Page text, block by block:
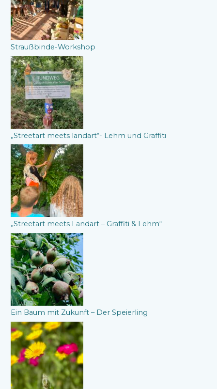
Straußbinde-Workshop
„Streetart meets landart“- Lehm und Graffiti
„Streetart meets Landart – Graffiti & Lehm“
Ein Baum mit Zukunft – Der Speierling